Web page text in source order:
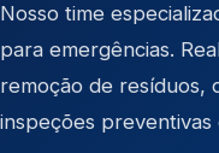
Nosso time
para emergências.
remoção de resíduos,
inspeções